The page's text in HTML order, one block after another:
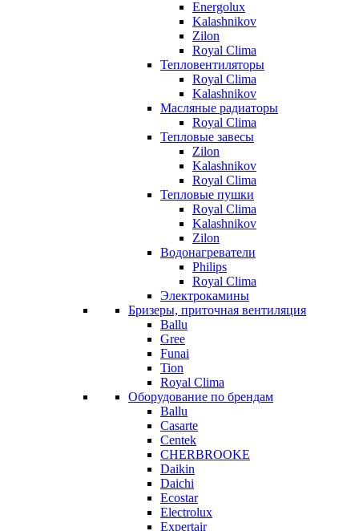
Energolux
Kalashnikov
Zilon
Royal Clima
Тепловентиляторы
Royal Clima
Kalashnikov
Масляные радиаторы
Royal Clima
Тепловые завесы
Zilon
Kalashnikov
Royal Clima
Тепловые пушки
Royal Clima
Kalashnikov
Zilon
Водонагреватели
Philips
Royal Clima
Электрокамины
Бризеры, приточная вентиляция
Ballu
Gree
Funai
Tion
Royal Clima
Оборудование по брендам
Ballu
Casarte
Centek
CHERBROOKE
Daikin
Daichi
Ecostar
Electrolux
Expertair